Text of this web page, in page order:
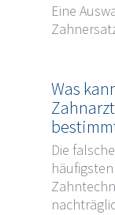
Eine
Was
Die